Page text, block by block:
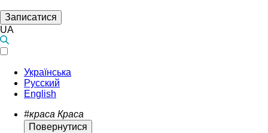
Записатися
UA
Українська
Русский
English
#краса Краса
Повернутися